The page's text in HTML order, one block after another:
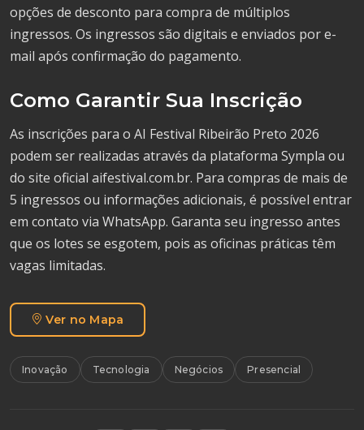
opções de desconto para compra de múltiplos
ingressos. Os ingressos são digitais e enviados por e-
mail após confirmação do pagamento.
Como Garantir Sua Inscrição
As inscrições para o AI Festival Ribeirão Preto 2026
podem ser realizadas através da plataforma Sympla ou
do site oficial aifestival.com.br. Para compras de mais de
5 ingressos ou informações adicionais, é possível entrar
em contato via WhatsApp. Garanta seu ingresso antes
que os lotes se esgotem, pois as oficinas práticas têm
vagas limitadas.
Ver no Mapa
Inovação Tecnologia Negócios Presencial